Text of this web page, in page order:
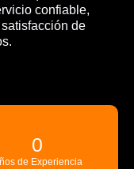
confiable,
de
de Experiencia
0